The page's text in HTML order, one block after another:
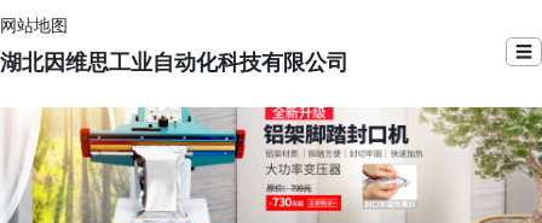
网站地图
湖北因维思工业自动化科技有限公司 ☰